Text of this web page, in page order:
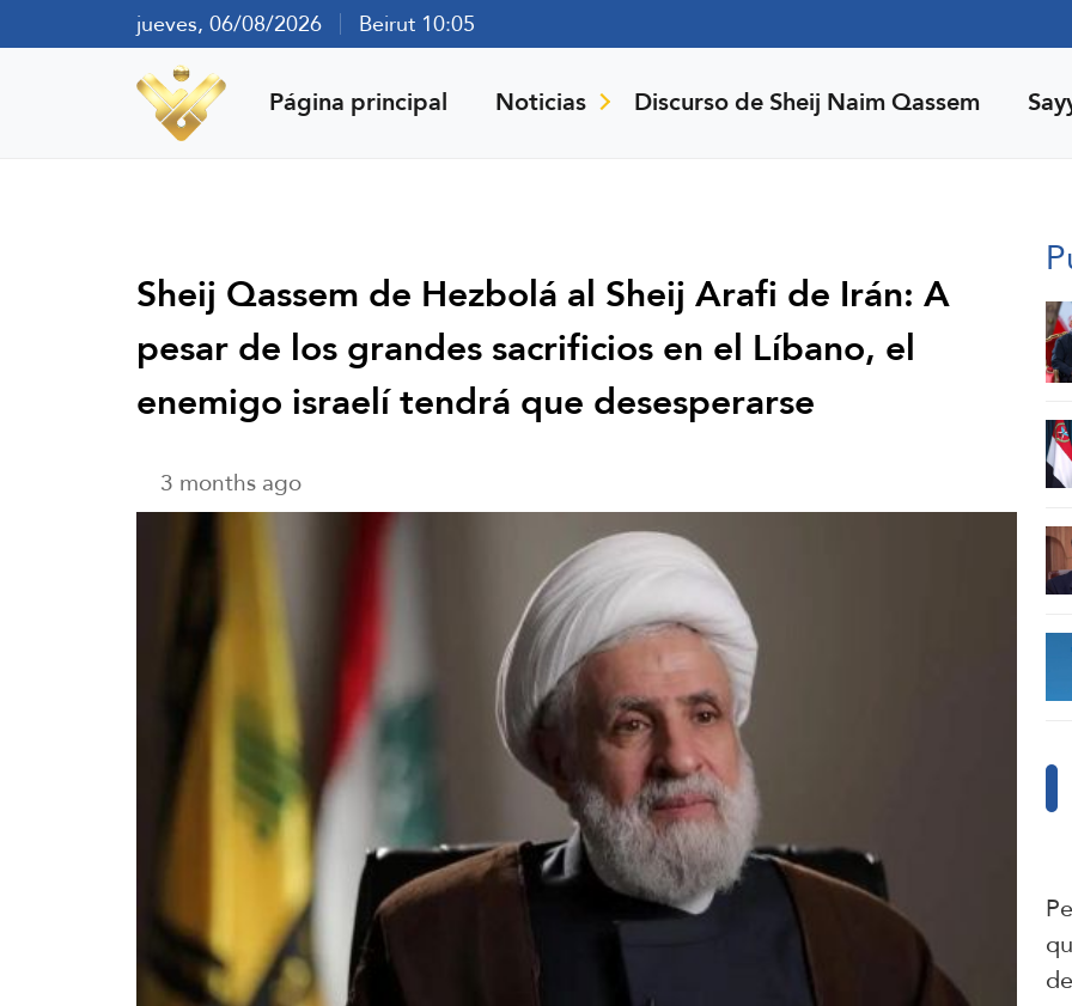
jueves, 06/08/2026 Beirut 10:05
Página principal Noticias Discurso de Sheij Naim Qassem
Sheij Qassem de Hezbolá al Sheij Arafi de Irán: A
pesar de los grandes sacrificios en el Líbano, el
enemigo israelí tendrá que desesperarse
3 months ago